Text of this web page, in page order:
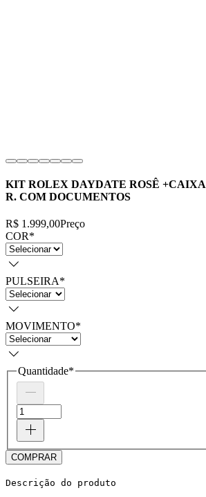
KIT ROLEX DAYDATE ROSÊ +CAIXA
R. COM DOCUMENTOS
R$ 1.999,00Preço
COR*
PULSEIRA*
MOVIMENTO*
Quantidade*
COMPRAR
Descrição do produto